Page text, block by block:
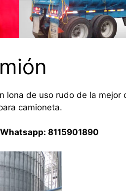
lona de uso rudo de la mejor
camioneta.
8115901890